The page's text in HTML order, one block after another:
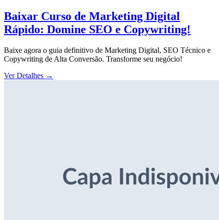
Baixar Curso de Marketing Digital
Rápido: Domine SEO e Copywriting!
Baixe agora o guia definitivo de Marketing Digital, SEO Técnico e
Copywriting de Alta Conversão. Transforme seu negócio!
Ver Detalhes →